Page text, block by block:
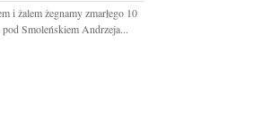
i żalem żegnamy zmarłego 10
Smoleńskiem Andrzeja...